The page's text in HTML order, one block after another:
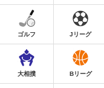
ゴルフ Jリーグ
大相撲 Bリーグ